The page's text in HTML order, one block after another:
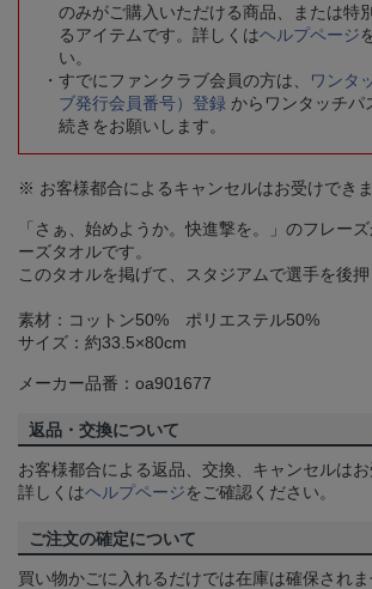
のみがご購入いただける商品、または特
るアイテムです。詳しくはヘルプページ
い。
すでにファンクラブ会員の方は、
ワンタ
ブ発行会員番号）登録 からワンタッチパ
続きをお願いします。
※ お客様都合によるキャンセルはお受けできま
「さぁ、始めようか。快進撃を。」のフレー
ーズタオルです。
このタオルを掲げて、スタジアムで選手を後押
素材：コットン50% ポリエステル50%
サイズ：約33.5×80cm
メーカー品番：oa901677
返品・交換について
お客様都合による返品、交換、キャンセルはお
詳しくはヘルプページをご確認ください。
ご注文の確定について
買い物かごに入れるだけでは在庫は確保され